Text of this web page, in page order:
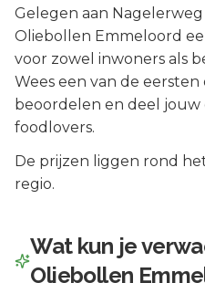
Gelegen aan Nagelerweg
Oliebollen Emmeloord
voor zowel inwoners als
Wees een van de
beoordelen en deel
foodlovers.
De prijzen liggen rond
regio.
Wat kun je
Oliebollen